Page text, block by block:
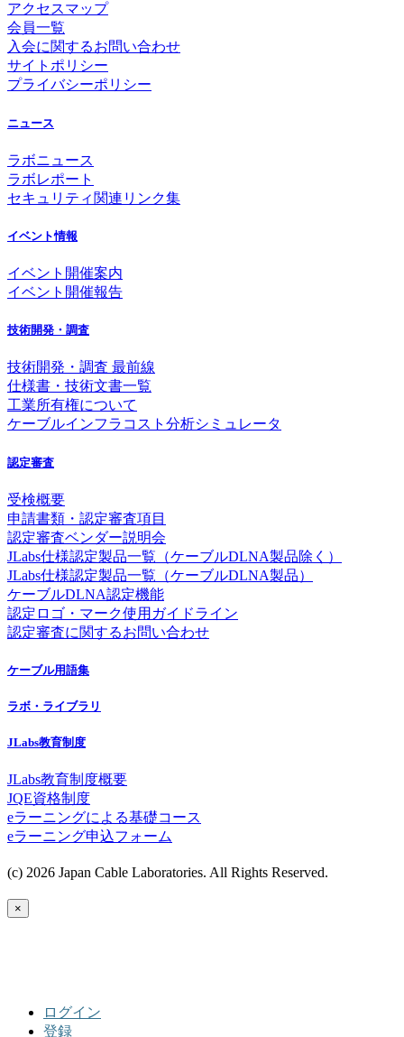
アクセスマップ
会員一覧
入会に関するお問い合わせ
サイトポリシー
プライバシーポリシー
ニュース
ラボニュース
ラボレポート
セキュリティ関連リンク集
イベント情報
イベント開催案内
イベント開催報告
技術開発・調査
技術開発・調査 最前線
仕様書・技術文書一覧
工業所有権について
ケーブルインフラコスト分析シミュレータ
認定審査
受検概要
申請書類・認定審査項目
認定審査ベンダー説明会
JLabs仕様認定製品一覧（ケーブルDLNA製品除く）
JLabs仕様認定製品一覧（ケーブルDLNA製品）
ケーブルDLNA認定機能
認定ロゴ・マーク使用ガイドライン
認定審査に関するお問い合わせ
ケーブル用語集
ラボ・ライブラリ
JLabs教育制度
JLabs教育制度概要
JQE資格制度
eラーニングによる基礎コース
eラーニング申込フォーム
(c) 2026 Japan Cable Laboratories. All Rights Reserved.
×
ログイン
登録